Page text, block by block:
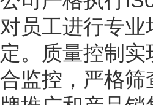
对员工进行专
定。质量控制
合监控，严格